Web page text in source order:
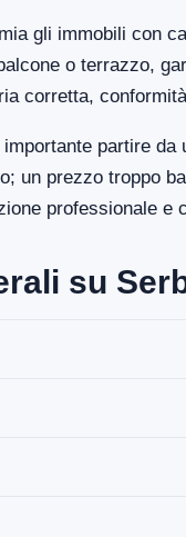
gli immobili con
o terrazzo,
corretta,
partire
un prezzo troppo
professionale
su